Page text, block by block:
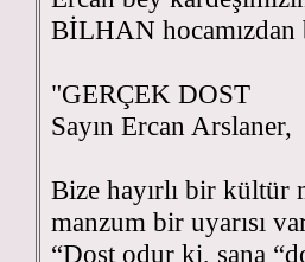
BİLHAN
"GERÇEK DOST
Sayın Ercan Arslaner,
Bize hayırlı bir kültür
manzum bir uyarısı
“Dost odur ki, sana